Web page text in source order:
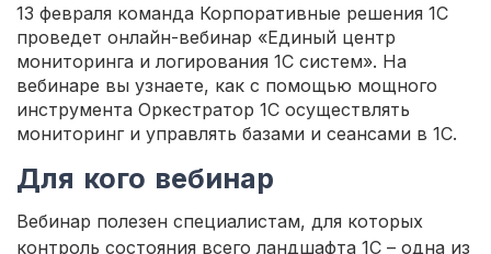
13 февраля команда Корпоративные решения 1С
проведет онлайн-вебинар «Единый центр
мониторинга и логирования 1С систем». На
вебинаре вы узнаете, как с помощью мощного
инструмента Оркестратор 1С осуществлять
мониторинг и управлять базами и сеансами в 1С.
Для кого вебинар
Вебинар полезен специалистам, для которых
контроль состояния всего ландшафта 1С – одна из